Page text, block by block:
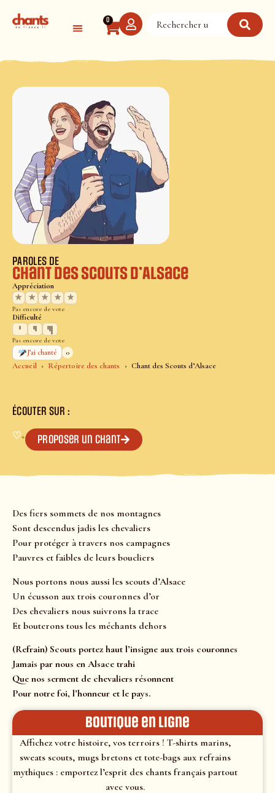
0
Accueil Répertoire des chants Chant des Scouts d’Alsace
PAROLES DE
Chant des Scouts d’Alsace
Appréciation
★
★ ★ ★ ★
Pas encore de vote
Difficulté
Pas encore de vote
J’ai chanté
0
ÉCOUTER SUR :
♡+ Proposer un chant
Des fiers sommets de nos montagnes
Sont descendus jadis les chevaliers
Pour protéger à travers nos campagnes
Pauvres et faibles de leurs boucliers
Nous portons nous aussi les scouts d’Alsace
Un écusson aux trois couronnes d’or
Des chevaliers nous suivrons la trace
Et bouterons tous les méchants dehors
(Refrain) Scouts portez haut l’insigne aux trois couronnes
Jamais par nous en Alsace trahi
Que nos serment de chevaliers résonnent
Pour notre foi, l’honneur et le pays.
Boutique en ligne
Affichez votre histoire, vos terroirs ! T-shirts marins,
sweats scouts, mugs bretons et tote-bags aux refrains
mythiques : emportez l’esprit des chants français partout
avec vous.